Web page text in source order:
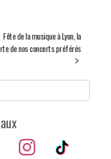
Fête de la musique à Lyon, la
de nos concerts préférés